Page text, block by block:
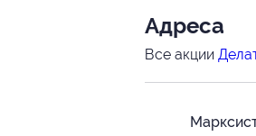
Адресa
Все акции